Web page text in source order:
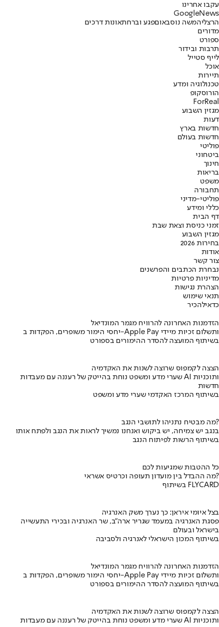
עקבו אחרינו
Googl eNews
הרצליהמשה נוסבאוםפגע וברחתאונות דרכים
מדורים
ספורט
תרבות ובידור
לייף סטייל
אוכל
תיירות
טכנולוגיה ומדע
הורוסקופ
ForReal
מגזין השבוע
דעות
חדשות בארץ
חדשות בעולם
פוליטי
ביטחוני
חינוך
בריאות
משפט
תחבורה
פוליטי-מדיני
כללי ומידע
דף הבית
זמני כניסת וצאת שבת
מגזין השבוע
בחירות 2026
אודות
צור קשר
נבחרת הכתבים והפרשנים
מדיניות פרטיות
הצהרת נגישות
תנאי שימוש
כדאילהכיר
הזדמנות האחרונה להרוויח מגמר המונדיאל
יחסי הימור משופרים, הפקדות ב-Apple Pay ותשלום זכיות מיידי
בשיתוף המועצה להסדר ההימורים בספורט
הצצה לקמפוס שרוצה לשנות את האקדמיה
שערי מדע ומשפט נוחת בהייטק של רעננה עם מעבדות AI ותוכניות
חדשות
בשיתוף המרכז האקדמי שערי מדע ומשפט
מה מבטיח נתניהו לתושבי הנגב?
בנגב יש צמיחה, יש ביקוש ואנחנו נמשיך לראות את הנגב ולפתח אותו
בשיתוף הרשות לפיתוח הנגב
כל ההטבות שמגיעות לכם
מה ההבדל בין מועדון תעופה וכרטיס אשראי?
בשיתוף FLYCARD
בצל איומי איראן: כך נערך משק האנרגיה
פסגת האנרגיה במעמד שגריר ארה"ב, שר האנרגיה ובכירי התעשייה
בישראל ובעולם
בשיתוף המכון הישראלי לאנרגיה ולסביבה
הזדמנות האחרונה להרוויח מגמר המונדיאל
יחסי הימור משופרים, הפקדות ב-Apple Pay ותשלום זכיות מיידי
בשיתוף המועצה להסדר ההימורים בספורט
הצצה לקמפוס שרוצה לשנות את האקדמיה
שערי מדע ומשפט נוחת בהייטק של רעננה עם מעבדות AI ותוכניות